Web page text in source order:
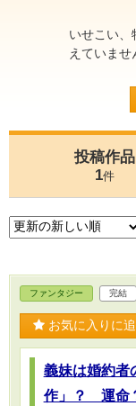
いせこい、
えていま
投稿作品
1件
ファンタジー 完結
お気に入りに
義妹は婚約者
作」？ 運命